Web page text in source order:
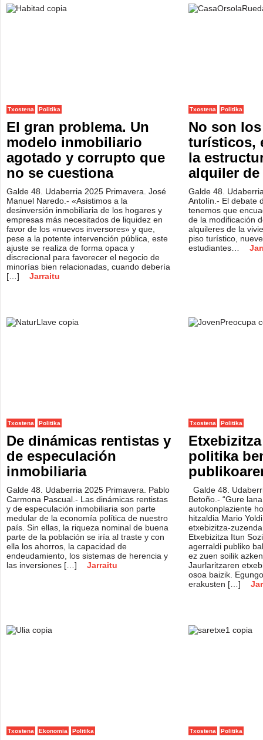
Txostena Politika
El gran problema. Un
modelo inmobiliario
agotado y corrupto que
no se cuestiona
Galde 48. Udaberria 2025 Primavera. José
Manuel Naredo.- «Asistimos a la
desinversión inmobiliaria de los hogares y
empresas más necesitados de liquidez en
favor de los «nuevos inversores» y que,
pese a la potente intervención pública, este
ajuste se realiza de forma opaca y
discrecional para favorecer el negocio de
minorías bien relacionadas, cuando debería
[…]
Jarraitu
Txostena Politika
No son
turísticos,
la
alquiler
Galde 48.
Antolín.- El debate
tenemos que
de la modificación
alquileres de la
piso turístico,
estudiantes…
Txostena Politika
De dinámicas rentistas y
de especulación
inmobiliaria
Galde 48. Udaberria 2025 Primavera. Pablo
Carmona Pascual.- Las dinámicas rentistas
y de especulación inmobiliaria son parte
medular de la economía política de nuestro
país. Sin ellas, la riqueza nominal de buena
parte de la población se iría al traste y con
ella los ahorros, la capacidad de
endeudamiento, los sistemas de herencia y
las inversiones […]
Jarraitu
Txostena Politika
politika
Galde 48.
Betoño.- “Gure
autokonplaziente
hitzaldia Mario
etxebizitza-
Etxebizitza Itun
agerraldi publiko
ez zuen soilik
Jaurlaritzaren
osoa baizik.
erakusten […]
Txostena Ekonomia Politika Txostena Politika